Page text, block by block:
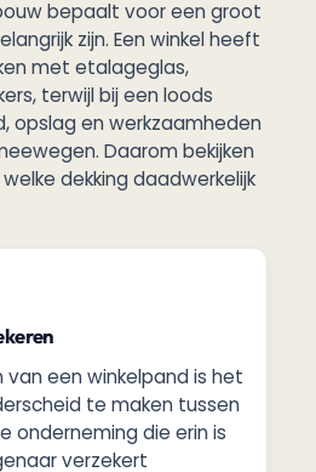
bepaalt voor een groot
zijn. Een winkel heeft
met etalageglas,
terwijl bij een loods
opslag en werkzaamheden
Daarom bekijken
dekking daadwerkelijk
van een winkelpand is het
te maken tussen
onderneming die erin is
verzekert